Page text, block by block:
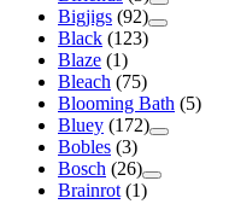
Bigjigs (92)
Black (123)
Blaze (1)
Bleach (75)
Blooming Bath (5)
Bluey (172)
Bobles (3)
Bosch (26)
Brainrot (1)